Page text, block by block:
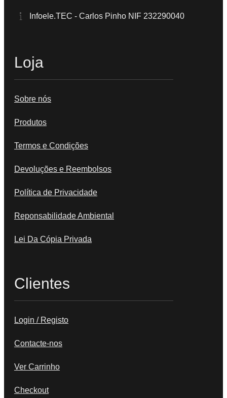
Infoele.TEC - Carlos Pinho NIF 232290040
Loja
Sobre nós
Produtos
Termos e Condições
Devoluções e Reembolsos
Política de Privacidade
Reponsabilidade Ambiental
Lei Da Cópia Privada
Clientes
Login / Registo
Contacte-nos
Ver Carrinho
Checkout